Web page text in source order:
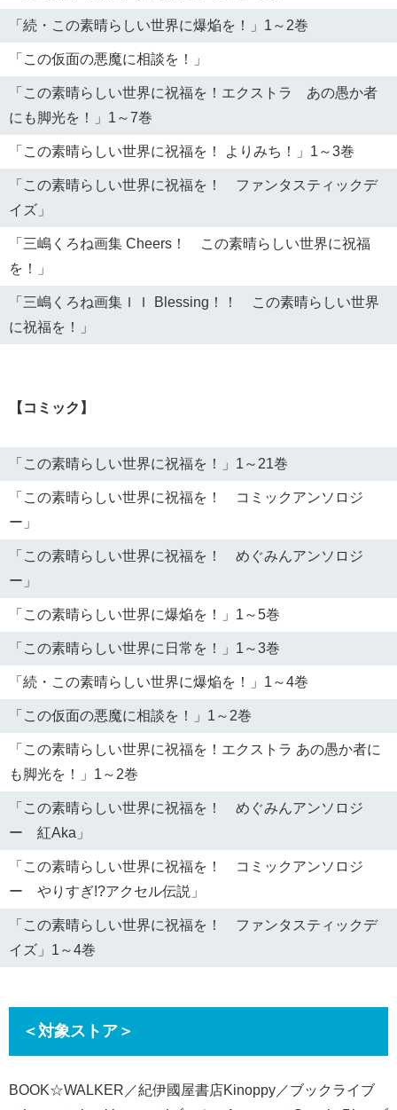
「続・この素晴らしい世界に爆焔を！」1～2巻
「この仮面の悪魔に相談を！」
「この素晴らしい世界に祝福を！エクストラ あの愚か者
にも脚光を！」1～7巻
「この素晴らしい世界に祝福を！ よりみち！」1～3巻
「この素晴らしい世界に祝福を！ ファンタスティックデ
イズ」
「三嶋くろね画集 Cheers！ この素晴らしい世界に祝福
を！」
「三嶋くろね画集ＩＩ Blessing！！ この素晴らしい世界
に祝福を！」
【コミック】
「この素晴らしい世界に祝福を！」1～21巻
「この素晴らしい世界に祝福を！ コミックアンソロジ
ー」
「この素晴らしい世界に祝福を！ めぐみんアンソロジ
ー」
「この素晴らしい世界に爆焔を！」1～5巻
「この素晴らしい世界に日常を！」1～3巻
「続・この素晴らしい世界に爆焔を！」1～4巻
「この仮面の悪魔に相談を！」1～2巻
「この素晴らしい世界に祝福を！エクストラ あの愚か者に
も脚光を！」1～2巻
「この素晴らしい世界に祝福を！ めぐみんアンソロジ
ー 紅Aka」
「この素晴らしい世界に祝福を！ コミックアンソロジ
ー やりすぎ!?アクセル伝説」
「この素晴らしい世界に祝福を！ ファンタスティックデ
イズ」1～4巻
＜対象ストア＞
BOOK☆WALKER／紀伊國屋書店Kinoppy／ブックライブ